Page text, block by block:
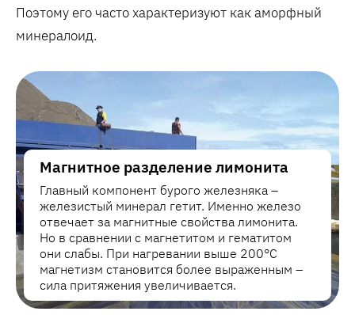
Поэтому его часто характеризуют как аморфный
минералоид.
Магнитное разделение лимонита
Главный компонент бурого железняка –
железистый минерал гетит. Именно железо
отвечает за магнитные свойства лимонита.
Но в сравнении с магнетитом и гематитом
они слабы. При нагревании выше 200°C
магнетизм становится более выраженным –
сила притяжения увеличивается.